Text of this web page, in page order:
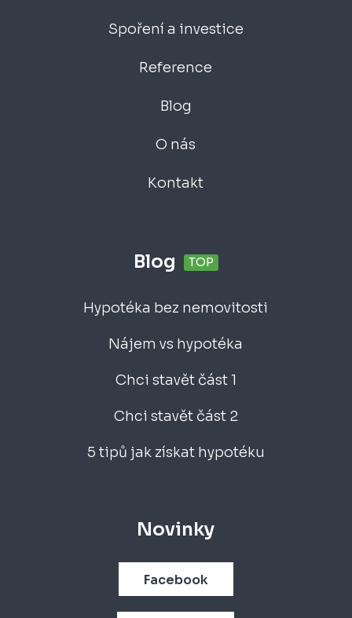
Spoření a investice
Reference
Blog
O nás
Kontakt
Blog TOP
Hypotéka bez nemovitosti
Nájem vs hypotéka
Chci stavět část 1
Chci stavět část 2
5 tipů jak získat hypotéku
Novinky
Facebook